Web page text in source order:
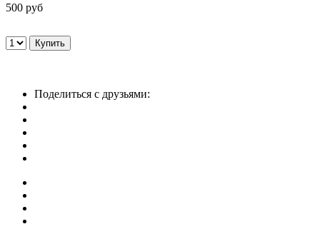
500 руб
Поделиться с друзьями: